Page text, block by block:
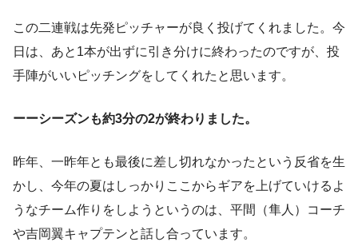
この二連戦は先発ピッチャーが良く投げてくれました。今
日は、あと1本が出ずに引き分けに終わったのですが、投
手陣がいいピッチングをしてくれたと思います。
ーーシーズンも約3分の2が終わりました。
昨年、一昨年とも最後に差し切れなかったという反省を生
かし、今年の夏はしっかりここからギアを上げていけるよ
うなチーム作りをしようというのは、平間（隼人）コーチ
や吉岡翼キャプテンと話し合っています。